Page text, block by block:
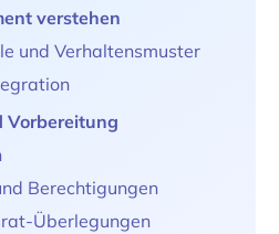
verstehen
und Verhaltensmuster
Vorbereitung
Berechtigungen
Überlegungen